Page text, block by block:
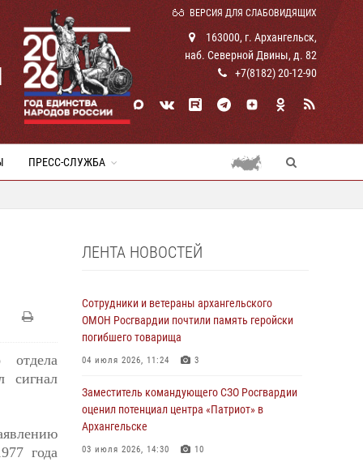
ВЕРСИЯ ДЛЯ СЛАБОВИДЯЩИХ
163000, г. Архангельск,
наб. Северной Двины, д. 82
+7(8182) 20-12-90
ПРЕСС-СЛУЖБА
сигнал
года
ЛЕНТА НОВОСТЕЙ
Сотрудники и ветераны архангельского
ОМОН Росгвардии почтили память геройски
погибшего товарища
04 июля 2026, 11:24 3
Заместитель командующего СЗО Росгвардии
оценил потенциал центра «Патриот» в
Архангельске
03 июля 2026, 14:30 10